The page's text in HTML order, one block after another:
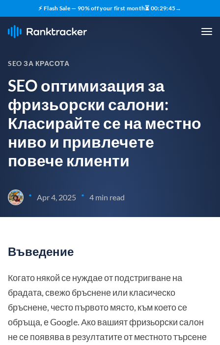
⚡ Flash Sale — 90% off your first month⏳ 00:29:44→
SEO ЗА КРАСОТА
SEO оптимизация за
фризьорски салони:
Класирайте се на местно
ниво и привлечете
повече клиенти
• Apr 4, 2025 • 4 min read
Въведение
Когато някой се нуждае от подстригване на
брадата, свежо бръснене или класическо
бръснене, често първото място, към което се
обръща, е Google. Ако вашият фризьорски салон
не се появява в резултатите от местното търсене